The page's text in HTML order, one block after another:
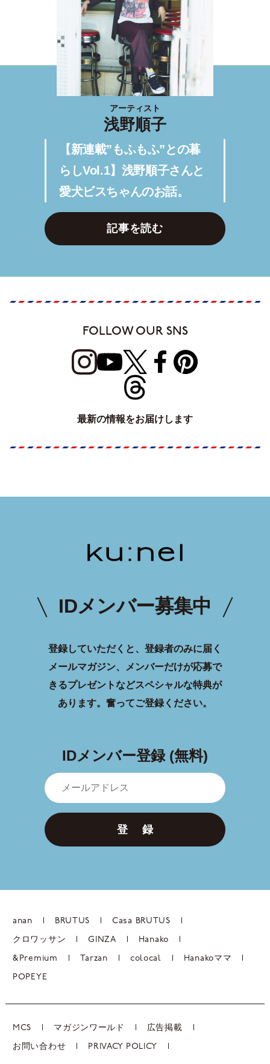
アーティスト
浅野順子
【新連載”もふもふ”との暮
らしVol.1】浅野順子さんと
愛犬ビスちゃんのお話。
記事を読む
FOLLOW OUR SNS
最新の情報をお届けします
IDメンバー募集中
登録していただくと、登録者のみに届く
メールマガジン、メンバーだけが応募で
きるプレゼントなどスペシャルな特典が
あります。 奮ってご登録ください。
IDメンバー登録 (無料)
登 録
anan BRUTUS Casa BRUTUS
クロワッサン GINZA Hanako
&Premium Tarzan colocal Hanakoママ
POPEYE
MCS マガジンワールド 広告掲載
お問い合わせ PRIVACY POLICY